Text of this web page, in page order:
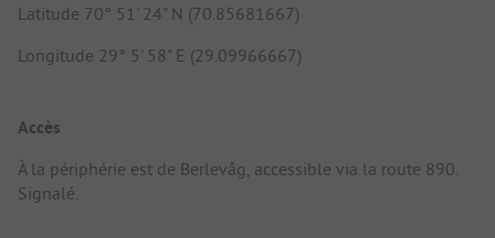
Latitude 70° 51' 24" N (70.85681667)
Longitude 29° 5' 58" E (29.09966667)
Accès
À la périphérie est de Berlevåg, accessible via la route 890.
Signalé.